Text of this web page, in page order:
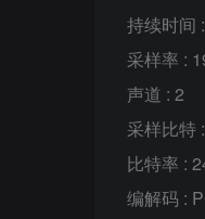
持续时间
采样率 :
声道 : 2
采样比特
比特率 :
编解码 :